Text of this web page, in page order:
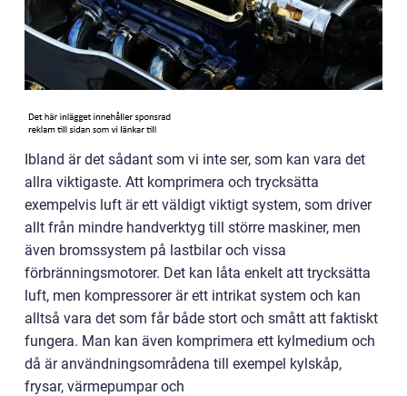
Ibland är det sådant som vi inte ser, som kan vara det
allra viktigaste. Att komprimera och trycksätta
exempelvis luft är ett väldigt viktigt system, som driver
allt från mindre handverktyg till större maskiner, men
även bromssystem på lastbilar och vissa
förbränningsmotorer. Det kan låta enkelt att trycksätta
luft, men kompressorer är ett intrikat system och kan
alltså vara det som får både stort och smått att faktiskt
fungera. Man kan även komprimera ett kylmedium och
då är användningsområdena till exempel kylskåp,
frysar, värmepumpar och